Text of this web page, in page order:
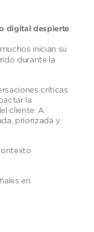
digital despierte
inician su
durante la
críticas
la
cliente. A
priorizada y
en